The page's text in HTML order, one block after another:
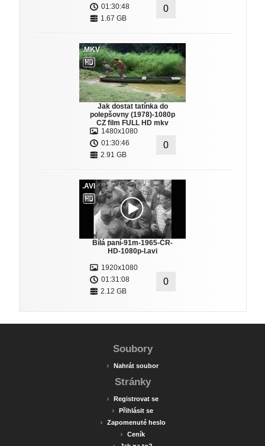
01:30:48
1.67 GB
0
.MKV
Jak dostat tatínka do
polepšovny (1978)-1080p
CZ film FULL HD mkv
1480x1080
01:30:46
2.91 GB
0
.AVI
Bílá paní-91m-1965-ČR-
HD-1080p-I.avi
1920x1080
01:31:08
2.12 GB
0
Soubory
› Nahrát soubor
Stránky
› Registrovat se
› Přihlásit se
› Zapomenuté heslo
› Ceník